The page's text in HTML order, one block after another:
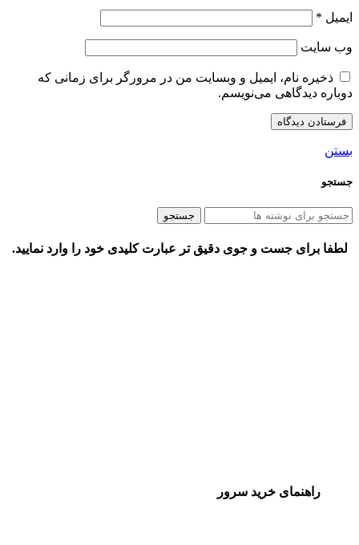
ایمیل *
وب‌ سایت
ذخیره نام، ایمیل و وبسایت من در مرورگر برای زمانی که
دوباره دیدگاهی می‌نویسم.
بستن
جستجو
جستجو
لطفا برای جست و جوی دقیق تر عبارت کلیدی خود را وارد نمایید.
راهنمای خرید سرور